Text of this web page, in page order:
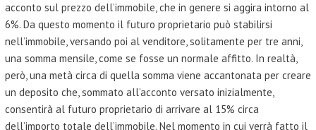
acconto sul prezzo dell’immobile, che in genere si aggira intorno al
6%. Da questo momento il futuro proprietario può stabilirsi
nell’immobile, versando poi al venditore, solitamente per tre anni,
una somma mensile, come se fosse un normale affitto. In realtà,
però, una metà circa di quella somma viene accantonata per creare
un deposito che, sommato all’acconto versato inizialmente,
consentirà al futuro proprietario di arrivare al 15% circa
dell’importo totale dell’immobile. Nel momento in cui verrà fatto il